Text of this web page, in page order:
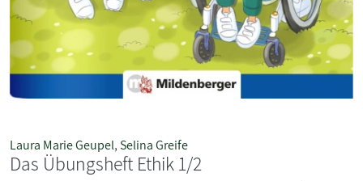
Laura Marie Geupel, Selina Greife
Das Übungsheft Ethik 1/2